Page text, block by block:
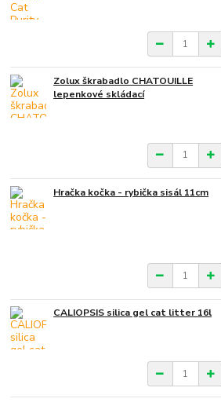
Zolux škrabadlo CHATOUILLE
lepenkové skládací
Hračka kočka - rybička sisál 11cm
CALIOPSIS silica gel cat litter 16l